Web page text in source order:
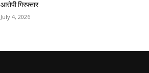
आरोपी गिरफ्तार
July 4, 2026